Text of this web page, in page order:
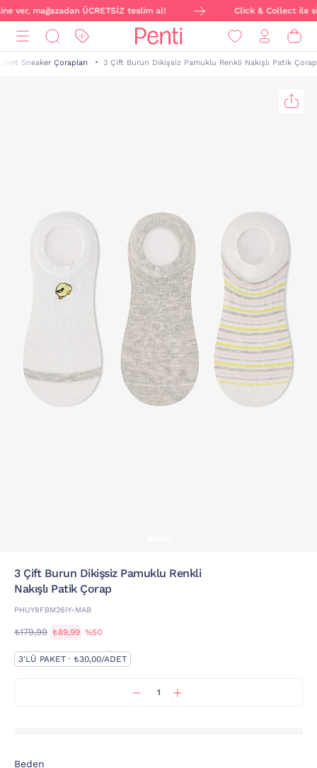
ver, mağazadan ÜCRETSİZ teslim al! Click & Collect ile
Sneaker Çorapları 3 Çift Burun Dikişsiz Pamuklu Renkli Nakışlı Patik Çorap
3 Çift Burun Dikişsiz Pamuklu Renkli
Nakışlı Patik Çorap
PHUY8FBM26IY-MAB
₺179,99 ₺89,99 %50
3'LÜ PAKET · ₺30,00/ADET
Beden